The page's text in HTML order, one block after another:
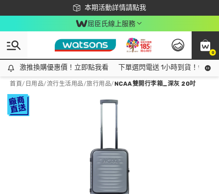
本期活動詳情請點我
下載app最高回饋$350
屈臣氏線上服務
0
激推換購優惠價！立即點我看
激推換購優惠價！立即點我看 下單選閃電送 1小時到貨！領神
首頁/ 日用品/流行生活用品/旅行用品/NCAA雙開行李箱_深灰 20吋